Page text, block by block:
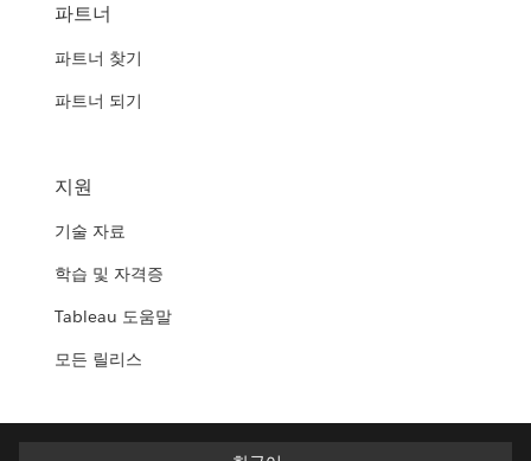
파트너
파트너 찾기
파트너 되기
지원
기술 자료
학습 및 자격증
Tableau 도움말
모든 릴리스